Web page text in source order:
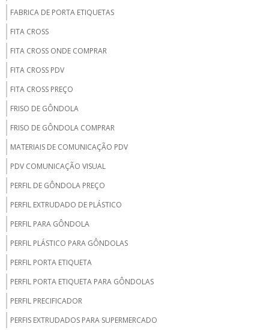
FABRICA DE PORTA ETIQUETAS
FITA CROSS
FITA CROSS ONDE COMPRAR
FITA CROSS PDV
FITA CROSS PREÇO
FRISO DE GÔNDOLA
FRISO DE GÔNDOLA COMPRAR
MATERIAIS DE COMUNICAÇÃO PDV
PDV COMUNICAÇÃO VISUAL
PERFIL DE GÔNDOLA PREÇO
PERFIL EXTRUDADO DE PLÁSTICO
PERFIL PARA GÔNDOLA
PERFIL PLÁSTICO PARA GÔNDOLAS
PERFIL PORTA ETIQUETA
PERFIL PORTA ETIQUETA PARA GÔNDOLAS
PERFIL PRECIFICADOR
PERFIS EXTRUDADOS PARA SUPERMERCADO